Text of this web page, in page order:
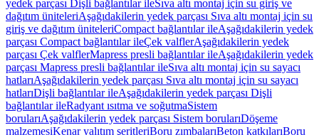
yedek parçası Dişli bağlantılar ileSıva altı montaj için su giriş ve
dağıtım üniteleriAşağıdakilerin yedek parçası Sıva altı montaj için su
giriş ve dağıtım üniteleriCompact bağlantılar ileAşağıdakilerin yedek
parçası Compact bağlantılar ileÇek valflerAşağıdakilerin yedek
parçası Çek valflerMapress presli bağlantılar ileAşağıdakilerin yedek
parçası Mapress presli bağlantılar ileSıva altı montaj için su sayacı
hatlarıAşağıdakilerin yedek parçası Sıva altı montaj için su sayacı
hatlarıDişli bağlantılar ileAşağıdakilerin yedek parçası Dişli
bağlantılar ileRadyant ısıtma ve soğutmaSistem
borularıAşağıdakilerin yedek parçası Sistem borularıDöşeme
malzemesiKenar yalıtım şeritleriBoru zımbalarıBeton katkılarıBoru